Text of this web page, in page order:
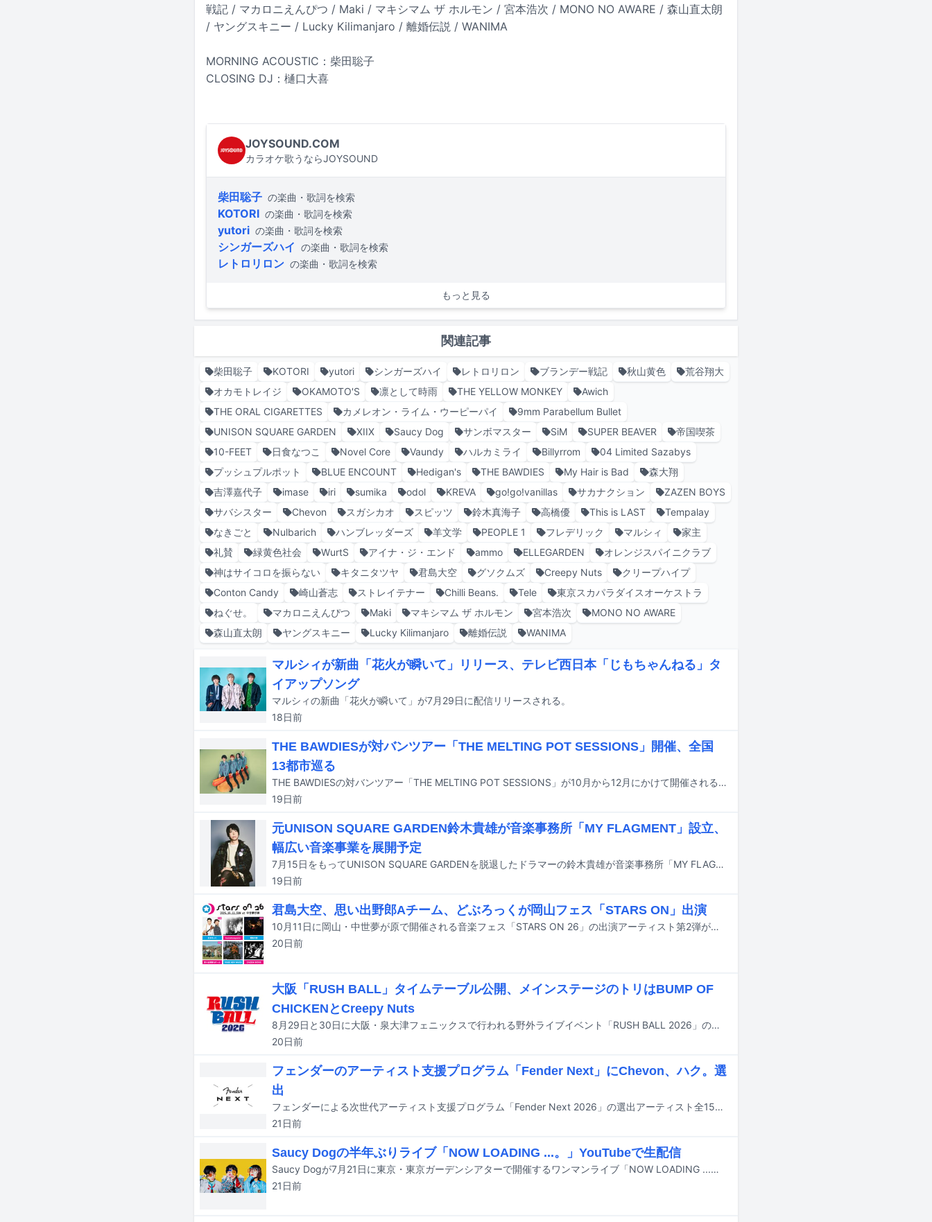
戦記 / マカロニえんぴつ / Maki / マキシマム ザ ホルモン / 宮本浩次 / MONO NO AWARE / 森山直太朗
/ ヤングスキニー / Lucky Kilimanjaro / 離婚伝説 / WANIMA
MORNING ACOUSTIC：柴田聡子
CLOSING DJ：樋口大喜
JOYSOUND.COM
カラオケ歌うならJOYSOUND
柴田聡子 の楽曲・歌詞を検索
KOTORI の楽曲・歌詞を検索
yutori の楽曲・歌詞を検索
シンガーズハイ の楽曲・歌詞を検索
レトロリロン の楽曲・歌詞を検索
もっと見る
関連記事
柴田聡子 KOTORI yutori シンガーズハイ レトロリロン ブランデー戦記 秋山黄色
荒谷翔大
オカモトレイジ
OKAMOTO'S 凛として時雨 THE YELLOW MONKEY
Awich
THE ORAL CIGARETTES
カメレオン・ライム・ウーピーパイ
9mm Parabellum Bullet
UNISON SQUARE GARDEN
XIIX Saucy Dog サンボマスター SiM SUPER BEAVER
帝国喫茶
10-FEET
日食なつこ Novel Core Vaundy ハルカミライ Billyrrom
04 Limited Sazabys
プッシュプルポット
BLUE ENCOUNT Hedigan's THE BAWDIES My Hair is Bad
森大翔
吉澤嘉代子
imase iri sumika odol KREVA go!go!vanillas サカナクション
ZAZEN BOYS
サバシスター
Chevon スガシカオ スピッツ 鈴木真海子 高橋優 This is LAST
Tempalay
なきごと
Nulbarich ハンブレッダーズ 羊文学 PEOPLE 1 フレデリック マルシィ
家主
礼賛
緑黄色社会 WurtS アイナ・ジ・エンド ammo ELLEGARDEN
オレンジスパイニクラブ
神はサイコロを振らない
キタニタツヤ 君島大空 グソクムズ Creepy Nuts
クリープハイプ
Conton Candy
崎山蒼志 ストレイテナー Chilli Beans. Tele
東京スカパラダイスオーケストラ
ねぐせ。
マカロニえんぴつ Maki マキシマム ザ ホルモン 宮本浩次
MONO NO AWARE
森山直太朗
ヤングスキニー Lucky Kilimanjaro 離婚伝説 WANIMA
マルシィが新曲「花火が瞬いて」リリース、テレビ西日本「じもちゃんねる」タ
イアップソング
マルシィの新曲「花火が瞬いて」が7月29日に配信リリースされる。
18日前
THE BAWDIESが対バンツアー「THE MELTING POT SESSIONS」開催、全国
13都市巡る
THE BAWDIESの対バンツアー「THE MELTING POT SESSIONS」が10月から12月にかけて開催される。
19日前
元UNISON SQUARE GARDEN鈴木貴雄が音楽事務所「MY FLAGMENT」設立、
幅広い音楽事業を展開予定
7月15日をもってUNISON SQUARE GARDENを脱退したドラマーの鈴木貴雄が音楽事務所「MY FLAGMENT」の設立を発表した。
19日前
君島大空、思い出野郎Aチーム、どぶろっくが岡山フェス「STARS ON」出演
10月11日に岡山・中世夢が原で開催される音楽フェス「STARS ON 26」の出演アーティスト第2弾が発表された。
20日前
大阪「RUSH BALL」タイムテーブル公開、メインステージのトリはBUMP OF
CHICKENとCreepy Nuts
8月29日と30日に大阪・泉大津フェニックスで行われる野外ライブイベント「RUSH BALL 2026」のタイムテーブルが公開された。
20日前
フェンダーのアーティスト支援プログラム「Fender Next」にChevon、ハク。選
出
フェンダーによる次世代アーティスト支援プログラム「Fender Next 2026」の選出アーティスト全15組が発表され、日本からは北海道・札幌出身のChevon、大阪を中心に活動するハク。の2組が選ばれた。
21日前
Saucy Dogの半年ぶりライブ「NOW LOADING ...。」YouTubeで生配信
Saucy Dogが7月21日に東京・東京ガーデンシアターで開催するワンマンライブ「NOW LOADING ...。」の模様が、YouTubeで生配信されることが決まった。
21日前